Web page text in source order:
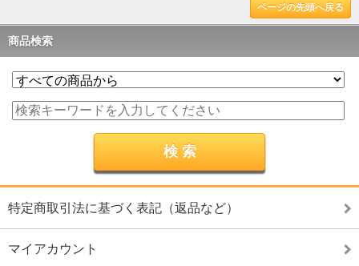
ページの先頭へ戻る
商品検索
特定商取引法に基づく表記（返品など）
マイアカウント